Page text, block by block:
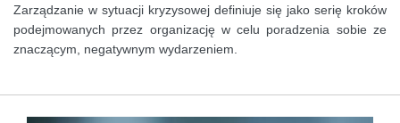
Zarządzanie w sytuacji kryzysowej definiuje się jako serię kroków
podejmowanych przez organizację w celu poradzenia sobie ze
znaczącym, negatywnym wydarzeniem.